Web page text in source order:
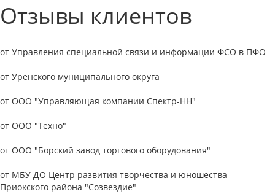
Отзывы клиентов
от Управления специальной связи и информации ФСО в ПФО
от Уренского муниципального округа
от ООО "Управляющая компании Спектр-НН"
от ООО "Техно"
от ООО "Борский завод торгового оборудования"
от МБУ ДО Центр развития творчества и юношества
Приокского района "Созвездие"